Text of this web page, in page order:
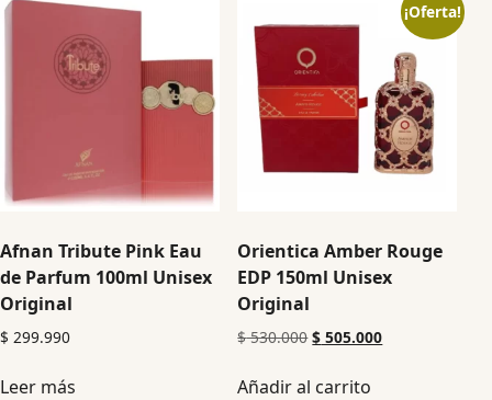
Afnan Tribute Pink Eau
de Parfum 100ml Unisex
Original
$ 299.990
Leer más
¡Oferta!
Orientica Amber Rouge
EDP 150ml Unisex
Original
$530.000 $ 505.000
Añadir al carrito